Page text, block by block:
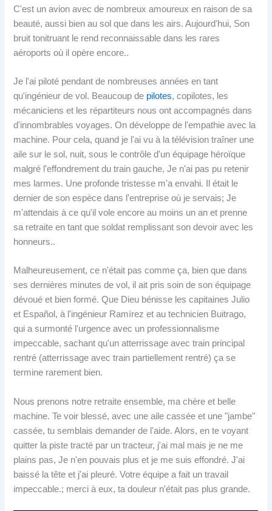
C'est un avion avec de nombreux amoureux en raison de sa
beauté, aussi bien au sol que dans les airs. Aujourd'hui, Son
bruit tonitruant le rend reconnaissable dans les rares
aéroports où il opère encore..
Je l'ai piloté pendant de nombreuses années en tant
qu'ingénieur de vol. Beaucoup de pilotes, copilotes, les
mécaniciens et les répartiteurs nous ont accompagnés dans
d'innombrables voyages. On développe de l'empathie avec la
machine. Pour cela, quand je l'ai vu à la télévision traîner une
aile sur le sol, nuit, sous le contrôle d'un équipage héroïque
malgré l'effondrement du train gauche, Je n'ai pas pu retenir
mes larmes. Une profonde tristesse m'a envahi. Il était le
dernier de son espèce dans l'entreprise où je servais; Je
m'attendais à ce qu'il vole encore au moins un an et prenne
sa retraite en tant que soldat remplissant son devoir avec les
honneurs..
Malheureusement, ce n'était pas comme ça, bien que dans
ses dernières minutes de vol, il ait pris soin de son équipage
dévoué et bien formé. Que Dieu bénisse les capitaines Julio
et Español, à l'ingénieur Ramírez et au technicien Buitrago,
qui a surmonté l'urgence avec un professionnalisme
impeccable, sachant qu'un atterrissage avec train principal
rentré (atterrissage avec train partiellement rentré) ça se
termine rarement bien.
Nous prenons notre retraite ensemble, ma chère et belle
machine. Te voir blessé, avec une aile cassée et une "jambe"
cassée, tu semblais demander de l'aide. Alors, en te voyant
quitter la piste tracté par un tracteur, j'ai mal mais je ne me
plains pas, Je n'en pouvais plus et je me suis effondré. J'ai
baissé la tête et j'ai pleuré. Votre équipe a fait un travail
impeccable.; merci à eux, ta douleur n'était pas plus grande.